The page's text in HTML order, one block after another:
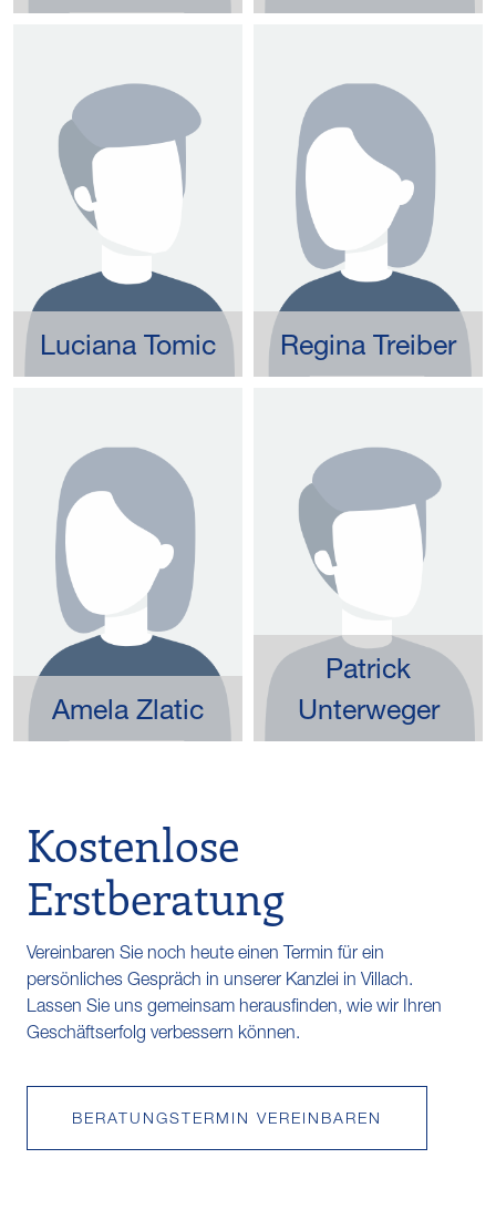
Luciana Tomic Regina Treiber
Amela Zlatic
Patrick
Unterweger
Kostenlose
Erstberatung
Vereinbaren Sie noch heute einen Termin für ein
persönliches Gespräch in unserer Kanzlei in Villach.
Lassen Sie uns gemeinsam herausfinden, wie wir Ihren
Geschäftserfolg verbessern können.
BERATUNGSTERMIN VEREINBAREN